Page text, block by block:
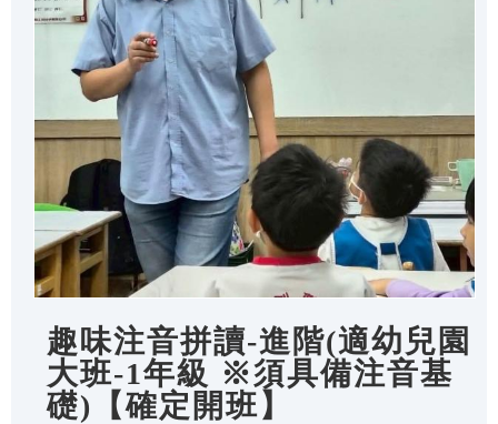
趣味注音拼讀-進階(適幼兒園
大班-1年級 ※須具備注音基
礎)【確定開班】